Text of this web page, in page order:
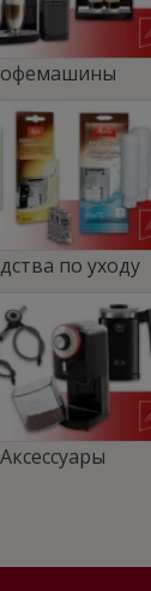
var ātri
divas
ietaupa laiku, ja
lieto vairāki
lietošanai
pārdomātu
lai
šeit nozīmē
dizainu.
ikdienā
по уходу
Аксессуары